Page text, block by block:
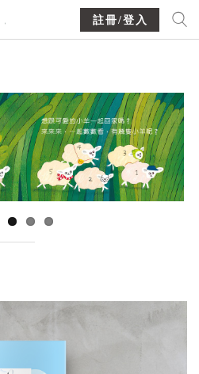
註冊/登入